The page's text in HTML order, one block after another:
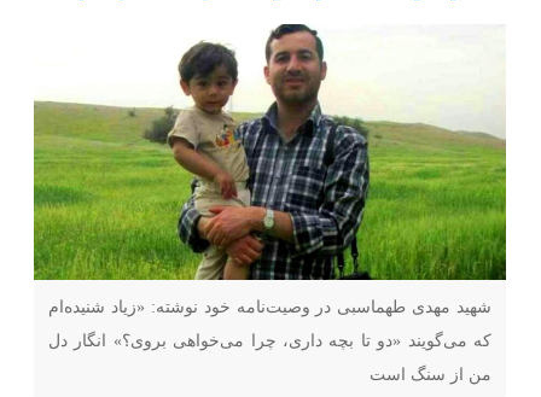
شهید مهدی طهماسبی در وصیت‌نامه خود نوشته: «زیاد شنیده‌ام
که می‌گویند «دو تا بچه داری، چرا می‌خواهی بروی؟» انگار دل
من از سنگ است